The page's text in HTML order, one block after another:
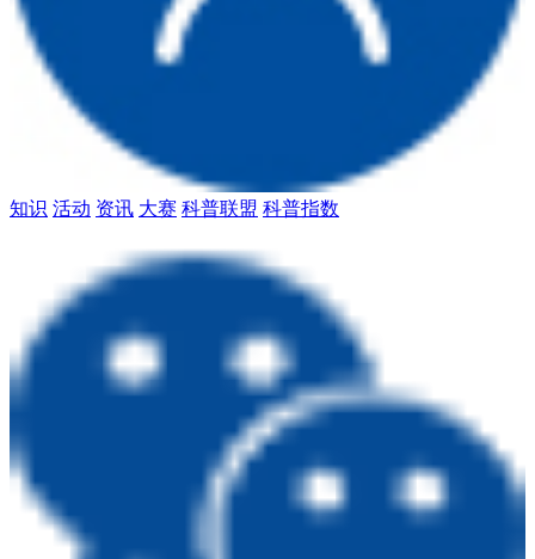
知识 活动 资讯 大赛 科普联盟 科普指数